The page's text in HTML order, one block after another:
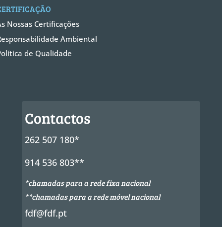
Nossas Certificações
Ambiental
de Qualidade
Contactos
262 507 180*
914 536 803**
*chamadas para a rede fixa nacional
**chamadas para a rede móvel nacional
fdf@fdf.pt